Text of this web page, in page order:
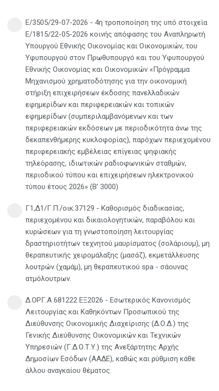
Ε/3505/29-07-2026 - 4η τροποποίηση της υπό στοιχεία
Ε/1815/22-05-2026 κοινής απόφασης του Αναπληρωτή
Υπουργού Εθνικής Οικονομίας και Οικονομικών, του
Υφυπουργού στον Πρωθυπουργό και του Υφυπουργού
Εθνικής Οικονομίας και Οικονομικών «Πρόγραμμα
Μηχανισμού χρηματοδότησης για την οικονομική
στήριξη επιχειρήσεων έκδοσης πανελλαδικών
εφημερίδων και περιφερειακών και τοπικών
εφημερίδων (συμπεριλαμβανόμενων και των
περιφερειακών εκδόσεων με περιοδικότητα άνω της
δεκαπενθήμερης κυκλοφορίας), παρόχων περιεχομένου
περιφερειακής εμβέλειας επίγειας ψηφιακής
τηλεόρασης, ιδιωτικών ραδιοφωνικών σταθμών,
περιοδικού τύπου και επιχειρήσεων ηλεκτρονικού
τύπου έτους 2026» (Β’ 3000)
Γ1,Δ1/Γ.Π./οικ.37129 - Καθορισμός διαδικασίας,
περιεχομένου και δικαιολογητικών, παραβόλου και
κυρώσεων για τη γνωστοποίηση λειτουργίας
δραστηριοτήτων τεχνητού μαυρίσματος (σολάριουμ), μη
θεραπευτικής χειρομάλαξης (μασάζ), εκμετάλλευσης
λουτρών (χαμάμ), μη θεραπευτικού spa - σάουνας
ατμόλουτρων.
Δ.ΟΡΓ.Α 681222 ΕΞ2026 - Εσωτερικός Κανονισμός
Λειτουργίας και Καθηκόντων Προσωπικού της
Διεύθυνσης Οικονομικής Διαχείρισης (Δ.Ο.Δ.) της
Γενικής Διεύθυνσης Οικονομικών και Τεχνικών
Υπηρεσιών (Γ.Δ.Ο.Τ.Υ.) της Ανεξάρτητης Αρχής
Δημοσίων Εσόδων (ΑΑΔΕ), καθώς και ρύθμιση κάθε
άλλου αναγκαίου θέματος.